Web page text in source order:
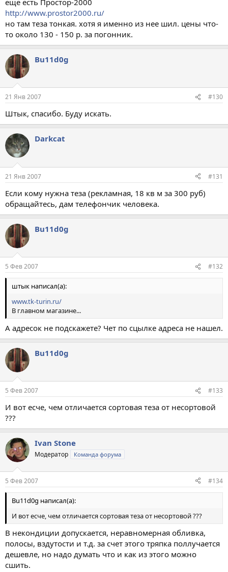
http://www.prostor2000.ru/
но там теза тонкая. хотя я именно из нее шил. цены что-
то около 130 - 150 р. за погонник.
Bu11d0g
21 Янв 2007 #130
Штык, спасибо. Буду искать.
Darkcat
21 Янв 2007 #131
Если кому нужна теза (рекламная, 18 кв м за 300 руб)
обращайтесь, дам телефончик человека.
Bu11d0g
5 Фев 2007 #132
штык написал(а):
www.tk-turin.ru/
В главном магазине...
А адресок не подскажете? Чет по сцылке адреса не нашел.
Bu11d0g
5 Фев 2007 #133
И вот есче, чем отличается сортовая теза от несортовой
???
Ivan Stone
Модератор Команда форума
5 Фев 2007 #134
Bu11d0g написал(а):
И вот есче, чем отличается сортовая теза от несортовой ???
В некондиции допускается, неравномерная обливка,
полосы, вздутости и т.д. за счет этого тряпка поллучается
дешевле, но надо думать что и как из этого можно
сшить.